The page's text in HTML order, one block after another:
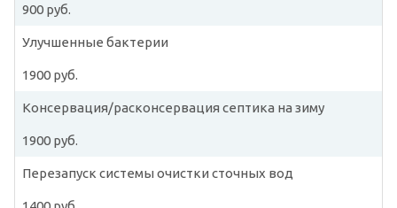
900 руб.
Улучшенные бактерии
1900 руб.
Консервация/расконсервация септика на зиму
1900 руб.
Перезапуск системы очистки сточных вод